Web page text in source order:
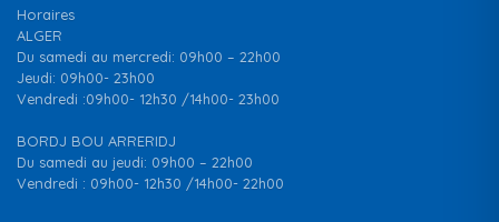
Horaires
ALGER
Du samedi au mercredi: 09h00 – 22h00
Jeudi: 09h00- 23h00
Vendredi :09h00- 12h30 /14h00- 23h00
BORDJ BOU ARRERIDJ
Du samedi au jeudi: 09h00 – 22h00
Vendredi : 09h00- 12h30 /14h00- 22h00